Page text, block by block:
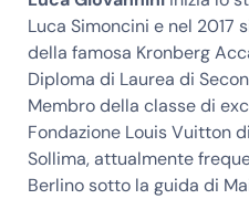
Luca Simoncini e nel 2017
della famosa Kronberg
Diploma di Laurea di
Membro della classe di
Fondazione Louis Vuitton
Sollima, attualmente
Berlino sotto la guida di